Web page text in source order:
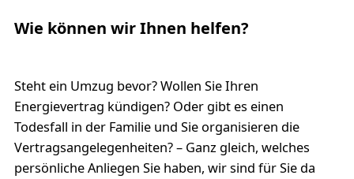
Wie können wir Ihnen helfen?
Steht ein Umzug bevor? Wollen Sie Ihren
Energievertrag kündigen? Oder gibt es einen
Todesfall in der Familie und Sie organisieren die
Vertragsangelegenheiten? – Ganz gleich, welches
persönliche Anliegen Sie haben, wir sind für Sie da